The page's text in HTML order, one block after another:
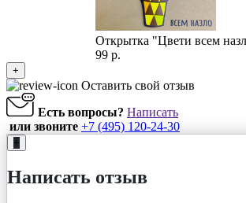
Открытка "Цвети всем
99 р.
+
Оставить свой отзыв
Есть вопросы? Написать
или звоните +7 (495) 120-24-30
+
Написать отзыв